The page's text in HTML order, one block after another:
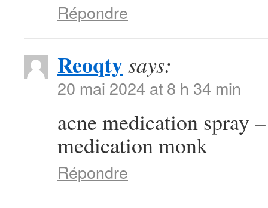
Répondre
Reoqtysays:
20 mai 2024 at 8 h 34 min
acne medication spray
medication monk
Répondre